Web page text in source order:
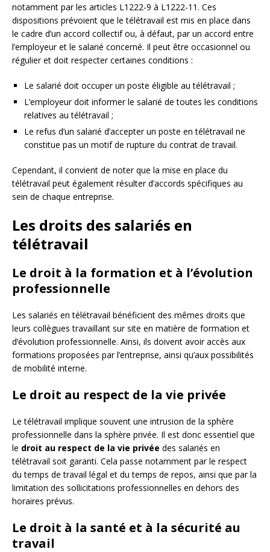
notamment par les articles L1222-9 à L1222-11. Ces
dispositions prévoient que le télétravail est mis en place dans
le cadre d’un accord collectif ou, à défaut, par un accord entre
l’employeur et le salarié concerné. Il peut être occasionnel ou
régulier et doit respecter certaines conditions :
Le salarié doit occuper un poste éligible au télétravail ;
L’employeur doit informer le salarié de toutes les conditions
relatives au télétravail ;
Le refus d’un salarié d’accepter un poste en télétravail ne
constitue pas un motif de rupture du contrat de travail.
Cependant, il convient de noter que la mise en place du
télétravail peut également résulter d’accords spécifiques au
sein de chaque entreprise.
Les droits des salariés en
télétravail
Le droit à la formation et à l’évolution
professionnelle
Les salariés en télétravail bénéficient des mêmes droits que
leurs collègues travaillant sur site en matière de formation et
d’évolution professionnelle. Ainsi, ils doivent avoir accès aux
formations proposées par l’entreprise, ainsi qu’aux possibilités
de mobilité interne.
Le droit au respect de la vie privée
Le télétravail implique souvent une intrusion de la sphère
professionnelle dans la sphère privée. Il est donc essentiel que
le droit au respect de la vie privée des salariés en
télétravail soit garanti. Cela passe notamment par le respect
du temps de travail légal et du temps de repos, ainsi que par la
limitation des sollicitations professionnelles en dehors des
horaires prévus.
Le droit à la santé et à la sécurité au
travail